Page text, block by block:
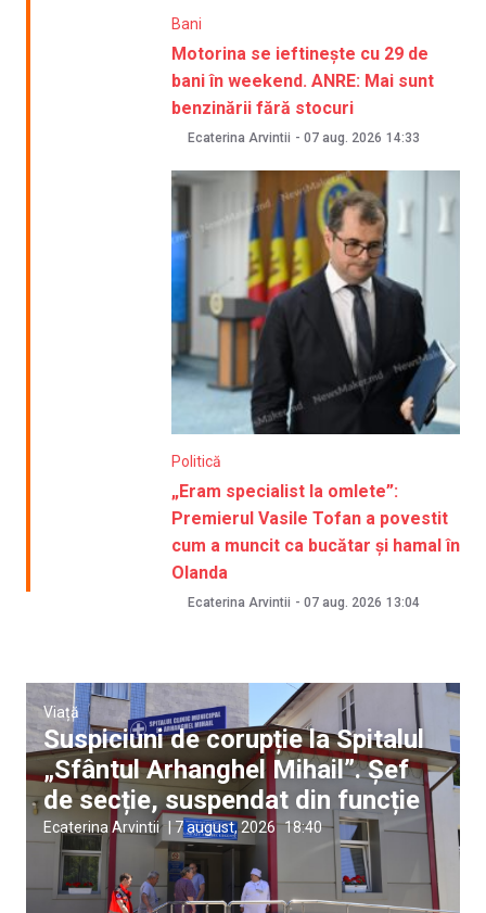
Bani
Motorina se ieftinește cu 29 de
bani în weekend. ANRE: Mai sunt
benzinării fără stocuri
Ecaterina Arvintii - 07 aug. 2026 14:33
Politică
„Eram specialist la omlete”:
Premierul Vasile Tofan a povestit
cum a muncit ca bucătar și hamal în
Olanda
Ecaterina Arvintii - 07 aug. 2026 13:04
Viață
Suspiciuni de corupție la Spitalul
„Sfântul Arhanghel Mihail”. Șef
de secție, suspendat din funcție
Ecaterina Arvintii 7 august, 2026 18:40